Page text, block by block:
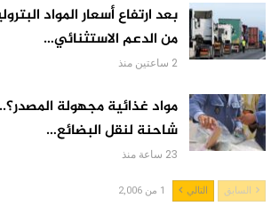
بعد ارتفاع أسعار المواد
من الدعم الاستثنائي…
2 ساعتين منذ
مواد غذائية مجهولة
شاحنة لنقل البضائع…
23 ساعة منذ
السابق التالي 1 من 2,006